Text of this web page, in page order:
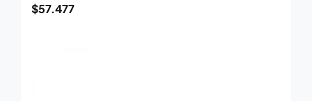
$57.477